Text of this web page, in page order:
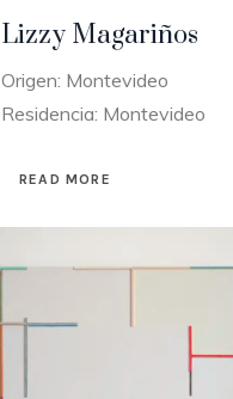
Lizzy Magariños
Origen: Montevideo
Residencia: Montevideo
READ MORE